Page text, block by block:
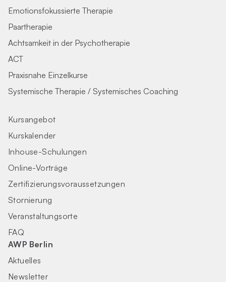
Emotionsfokussierte Therapie
Paartherapie
Achtsamkeit in der Psychotherapie
ACT
Praxisnahe Einzelkurse
Systemische Therapie / Systemisches Coaching
Kursangebot
Kurskalender
Inhouse-Schulungen
Online-Vorträge
Zertifizierungs­voraus­setzungen
Stornierung
Veranstaltungsorte
FAQ
AWP Berlin
Aktuelles
Newsletter